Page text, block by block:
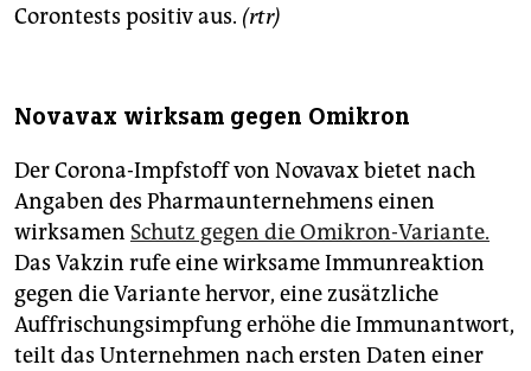
Corontests positiv aus. (rtr)
Novavax wirksam gegen Omikron
Der Corona-Impfstoff von Novavax bietet nach
Angaben des Pharmaunternehmens einen
wirksamen Schutz gegen die Omikron-Variante.
Das Vakzin rufe eine wirksame Immunreaktion
gegen die Variante hervor, eine zusätzliche
Auffrischungsimpfung erhöhe die Immunantwort,
teilt das Unternehmen nach ersten Daten einer